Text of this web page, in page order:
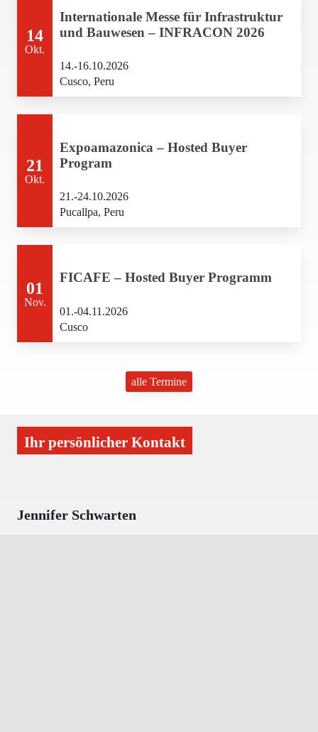
alle Termine
14
Okt.
Internationale Messe für Infrastruktur
und Bauwesen – INFRACON 2026
14.-16.10.2026
Cusco, Peru
21
Okt.
Expoamazonica – Hosted Buyer
Program
21.-24.10.2026
Pucallpa, Peru
01
Nov.
FICAFE – Hosted Buyer Programm
01.-04.11.2026
Cusco
Ihr persönlicher Kontakt
Jennifer Schwarten